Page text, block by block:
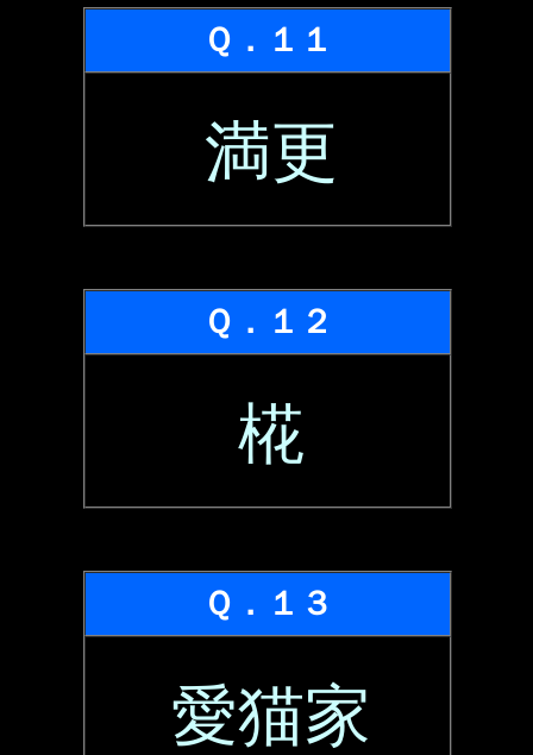
Ｑ．１１
満更
Ｑ．１２
椛
Ｑ．１３
愛猫家